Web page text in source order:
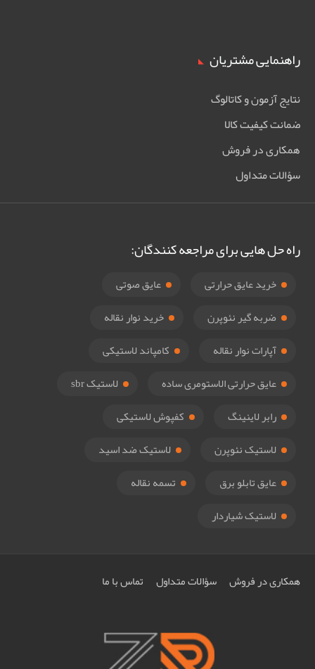
راهنمایی مشتریان
نتایج آزمون و کاتالوگ
ضمانت کیفیت کالا
همکاری در فروش
سؤالات متداول
راه حل هایی برای مراجعه کنندگان:
خرید عایق حرارتی
عایق صوتی
ضربه گیر نئوپرن
خرید نوار نقاله
آپارات نوار نقاله
کامپاند لاستیکی
عایق حرارتی الاستومری ساده
لاستیک sbr
رابر لاینینگ
کفپوش لاستیکی
لاستیک نئوپرن
لاستیک ضد اسید
عایق تابلو برق
تسمه نقاله
لاستیک شیاردار
همکاری در فروش سؤالات متداول تماس با ما